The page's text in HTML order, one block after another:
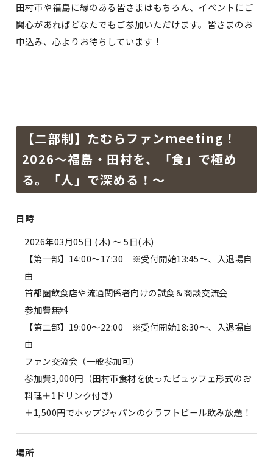
田村市や福島に縁のある皆さまはもちろん、イベントにご
関心があればどなたでもご参加いただけます。皆さまのお
申込み、心よりお待ちしています！
【二部制】たむらファンmeeting！
2026～福島・田村を、「食」で極め
る。「人」で深める！～
日時
2026年03月05日 (木)〜 5日(木)
【第一部】14:00〜17:30 ※受付開始13:45〜、入退場自
由
首都圏飲食店や流通関係者向けの試食＆商談交流会
参加費無料
【第二部】19:00〜22:00 ※受付開始18:30〜、入退場自
由
ファン交流会（一般参加可）
参加費3,000円（田村市食材を使ったビュッフェ形式のお
料理＋1ドリンク付き）
＋1,500円でホップジャパンのクラフトビール飲み放題！
場所